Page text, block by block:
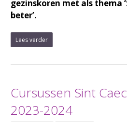
gezinskoren met als thema
beter’.
Lees verder
Cursussen Sint
2023-2024